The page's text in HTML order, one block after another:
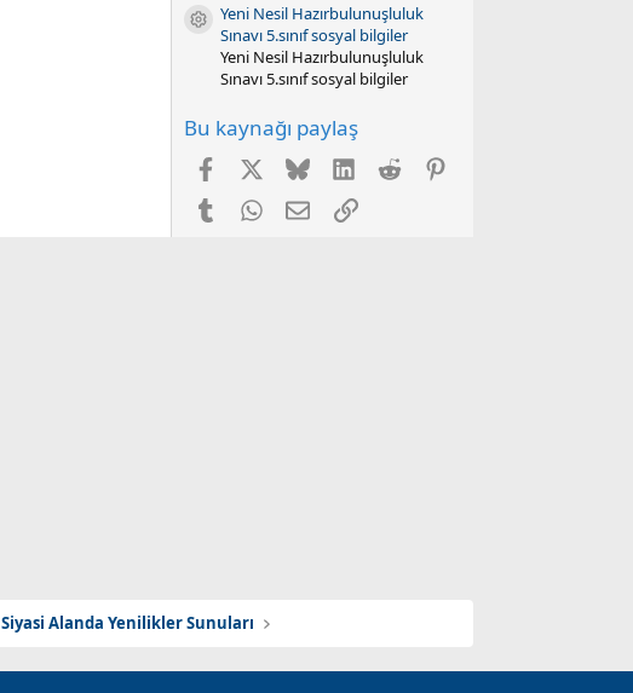
Kaynak ikonu
Yeni Nesil Hazırbulunuşluluk
Sınavı 5.sınıf sosyal bilgiler
Yeni Nesil Hazırbulunuşluluk
Sınavı 5.sınıf sosyal bilgiler
Bu kaynağı paylaş
Facebook Bluesky LinkedInReddit
TumblrWhatsApp
E-postaLink
Siyasi Alanda Yenilikler Sunuları